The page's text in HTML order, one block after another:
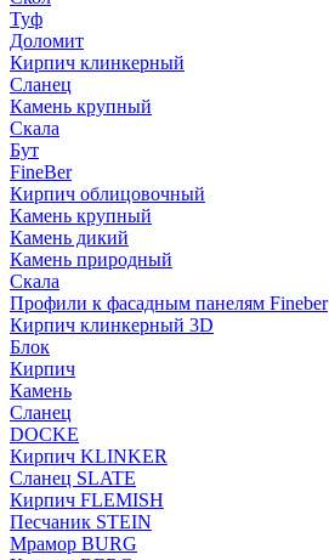
Туф
Доломит
Кирпич клинкерный
Сланец
Камень крупный
Скала
Бут
FineBer
Кирпич облицовочный
Камень крупный
Камень дикий
Камень природный
Скала
Профили к фасадным панелям Fineber
Кирпич клинкерный 3D
Блок
Кирпич
Камень
Сланец
DOCKE
Кирпич KLINKER
Сланец SLATE
Кирпич FLEMISH
Пес­ча­ник STEIN
Мрамор BURG